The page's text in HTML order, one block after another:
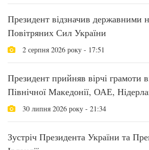
Президент відзначив державними
Повітряних Сил України
2 серпня 2026 року - 17:51
Президент прийняв вірчі грамоти
Північної Македонії, ОАЕ,
30 липня 2026 року - 21:34
Зустріч Президента України та